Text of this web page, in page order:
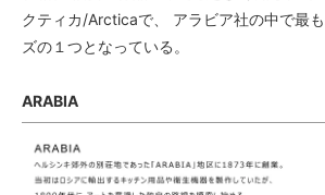
クティカ/Arcticaで、 アラビア社の中で最
ズの１つとなっている。
ARABIA